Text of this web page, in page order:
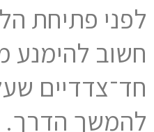
לפני פתיחת
חשוב להימנע
חד־צדדיים
להמשך הדרך.